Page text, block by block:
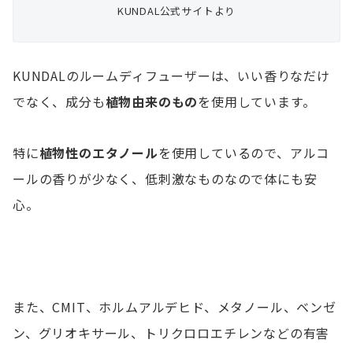
KUNDAL公式サイトより
KUNDALのルームディフューザーは、いい香りなだけ
でなく、成分も植物由来のものを使用しています。
特に植物性のエタノールを使用しているので、アルコ
ールの香りが少なく、低刺激なものなので体にも安
心。
また、CMIT、ホルムアルデヒド、メタノール、ベンゼ
ン、グリオキサール、トリクロロエチレンなどの有害